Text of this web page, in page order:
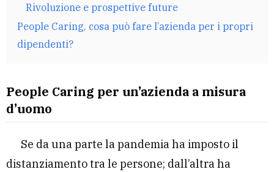
Rivoluzione e prospettive future
People Caring, cosa può fare l’azienda per i propri
dipendenti?
People Caring per un’azienda a misura
d’uomo
Se da una parte la pandemia ha imposto il
distanziamento tra le persone; dall’altra ha